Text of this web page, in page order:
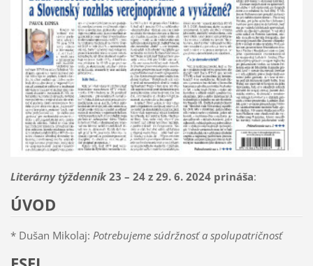
Literárny týždenník23 – 24 z 29. 6. 2024 prináša:
ÚVOD
* Dušan Mikolaj: Potrebujeme súdržnosť a spolupatričnosť